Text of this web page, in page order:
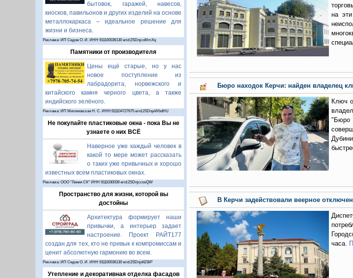
бытовок, гаражей, навесов,
киосков, павильонов и других изделий на основе
металлокаркаса – идеальное решение для
жизни и бизнеса.
Реклама: ИП Седов О. И. ИНН 911100036130 erid:2SDnjcoMmXq
Памятники от производителя
Цены ещё старые, но у нас
новое поступление из
лабрадорита, норвежского и
китайского камня черного цвета, а также
индийского зелёного.
Реклама: ИП Миляновская Н. С. ИНН:911104727675 erid:2SDnjeWbdHU
Не покупайте пластиковые окна - пока Вы не
узнаете о них ВСЁ
Наверное уже каждый человек в
какой то мере может рассказать
о таких уже привычных и хорошо
известных всем пластиковых окнах.
Реклама: ООО "Линия СК" ИНН 9111030039 erid:2SDnjccooQW
Пространство для жизни, которой вы
достойны
Архитектура формирует наши
привычки, а интерьер задает
настроение. Проект РАЙТ177
создан для тех, кто не привык к компромиссам и
ценит абсолютную гармонию во всем.
Реклама: ИП Седов О. И. ИНН 911100036130 erid:2SDnjd4Z8iP
Утепление и декоративная отделка фасадов
на
Бюро находок Керчи: найден владелец
Ключ
"Бюро
В Керчи задействовали веерное
часа.